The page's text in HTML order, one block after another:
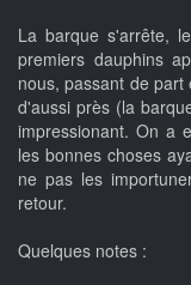
La barque s'arrête,
premiers dauphins
nous, passant de
d'aussi près (la
impressionant. On a
les bonnes choses
ne pas les
retour.
Quelques notes :